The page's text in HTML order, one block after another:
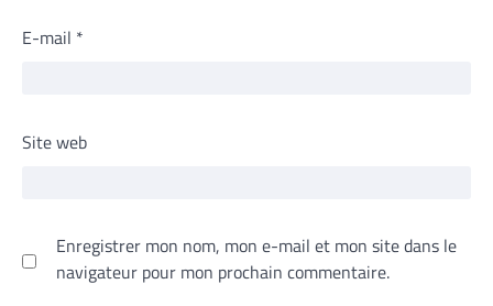
E-mail *
Site web
Enregistrer mon nom, mon e-mail et mon site dans le
navigateur pour mon prochain commentaire.